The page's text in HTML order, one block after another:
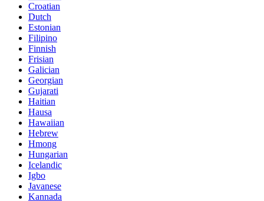
Croatian
Dutch
Estonian
Filipino
Finnish
Frisian
Galician
Georgian
Gujarati
Haitian
Hausa
Hawaiian
Hebrew
Hmong
Hungarian
Icelandic
Igbo
Javanese
Kannada